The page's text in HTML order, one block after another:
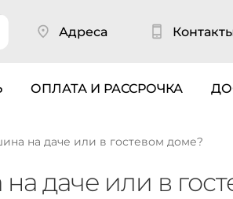
Адреса
ОПЛАТА И РАССРОЧКА
на даче или в гостевом доме?
даче или в